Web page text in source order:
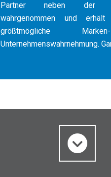
Partner neben der
wahrgenommen und
größtmögliche
Unternehmenswahrnehmung.